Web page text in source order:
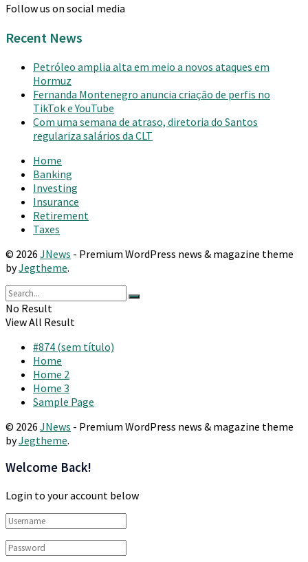
Follow us on social media
Recent News
Petróleo amplia alta em meio a novos ataques em
Hormuz
Fernanda Montenegro anuncia criação de perfis no
TikTok e YouTube
Com uma semana de atraso, diretoria do Santos
regulariza salários da CLT
Home
Banking
Investing
Insurance
Retirement
Taxes
© 2026 JNews - Premium WordPress news & magazine theme
byJegtheme.
No Result
View All Result
#874 (sem título)
Home
Home 2
Home 3
Sample Page
© 2026 JNews - Premium WordPress news & magazine theme
byJegtheme.
Welcome Back!
Login to your account below